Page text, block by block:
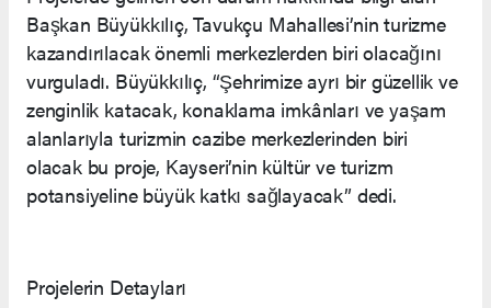
Başkan Büyükkılıç, Tavukçu Mahallesi’nin turizme
kazandırılacak önemli merkezlerden biri olacağını
vurguladı. Büyükkılıç, “Şehrimize ayrı bir güzellik ve
zenginlik katacak, konaklama imkânları ve yaşam
alanlarıyla turizmin cazibe merkezlerinden biri
olacak bu proje, Kayseri’nin kültür ve turizm
potansiyeline büyük katkı sağlayacak” dedi.
Projelerin Detayları